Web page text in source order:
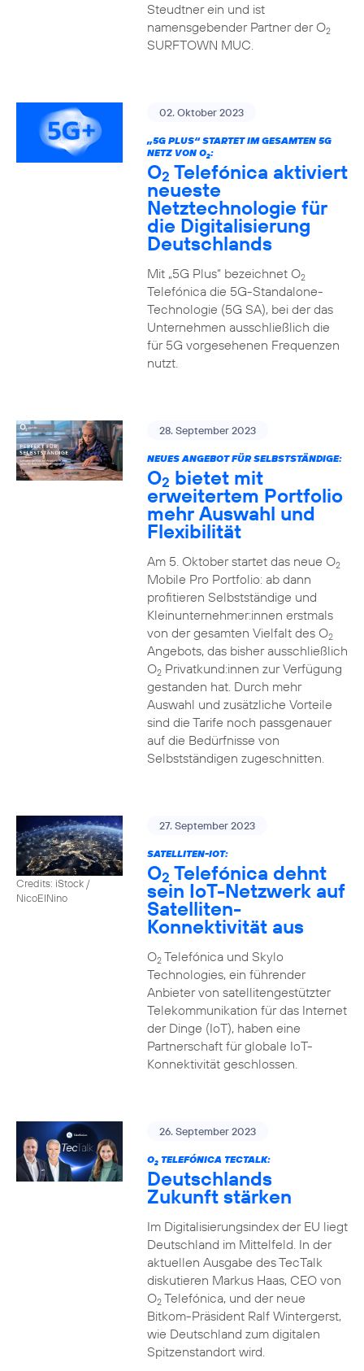
Steudtner ein und ist
namensgebender Partner der O2
SURFTOWN MUC.
02. Oktober 2023
„5G PLUS“ STARTET IM GESAMTEN 5G
NETZ VON O2:
O2 Telefónica aktiviert
neueste
Netztechnologie für
die Digitalisierung
Deutschlands
Mit „5G Plus“ bezeichnet O2
Telefónica die 5G-Standalone-
Technologie (5G SA), bei der das
Unternehmen ausschließlich die
für 5G vorgesehenen Frequenzen
nutzt.
28. September 2023
NEUES ANGEBOT FÜR SELBSTSTÄNDIGE:
O2 bietet mit
erweitertem Portfolio
mehr Auswahl und
Flexibilität
Am 5. Oktober startet das neue O2
Mobile Pro Portfolio: ab dann
profitieren Selbstständige und
Kleinunternehmer:innen erstmals
von der gesamten Vielfalt des O2
Angebots, das bisher ausschließlich
O2Privatkund:innen zur Verfügung
gestanden hat. Durch mehr
Auswahl und zusätzliche Vorteile
sind die Tarife noch passgenauer
auf die Bedürfnisse von
Selbstständigen zugeschnitten.
Credits: iStock /
NicoElNino
27. September 2023
SATELLITEN-IOT:
O2 Telefónica dehnt
sein IoT-Netzwerk auf
Satelliten-
Konnektivität aus
O2Telefónica und Skylo
Technologies, ein führender
Anbieter von satellitengestützter
Telekommunikation für das Internet
der Dinge (IoT), haben eine
Partnerschaft für globale IoT-
Konnektivität geschlossen.
26. September 2023
O2TELEFÓNICA TECTALK:
Deutschlands
Zukunft stärken
Im Digitalisierungsindex der EU liegt
Deutschland im Mittelfeld. In der
aktuellen Ausgabe des TecTalk
diskutieren Markus Haas, CEO von
O2Telefónica, und der neue
Bitkom-Präsident Ralf Wintergerst,
wie Deutschland zum digitalen
Spitzenstandort wird.